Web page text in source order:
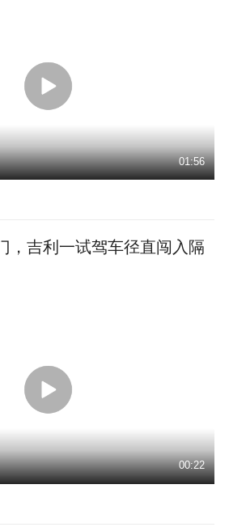
01:56
，吉利一试驾车径直闯入隔
00:22